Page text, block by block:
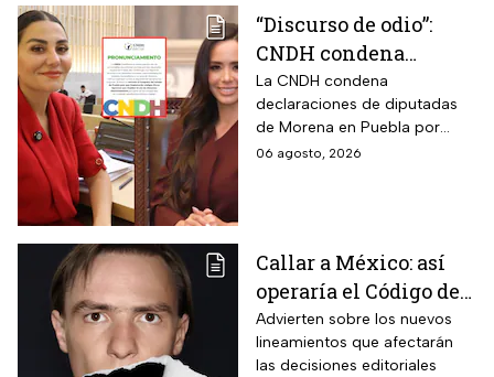
“Discurso de odio”:
CNDH condena
expresiones de
diputadas de Morena
contra adultos
mayores
La CNDH condena
declaraciones de diputadas
de Morena en Puebla por
expresiones edadistas hacia
06 agosto, 2026
Callar a México: así
operaría el Código de
Ética y los defensores
de audiencias
Advierten sobre los nuevos
lineamientos que afectarán
las decisiones editoriales